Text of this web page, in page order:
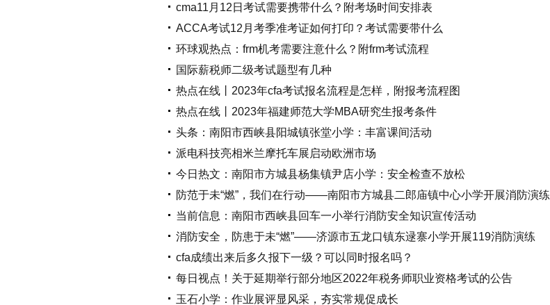
cma11月12日考试需要携带什么？附考场时间安排表
ACCA考试12月考季准考证如何打印？考试需要带什么
环球观热点：frm机考需要注意什么？附frm考试流程
国际薪税师二级考试题型有几种
热点在线丨2023年cfa考试报名流程是怎样，附报考流程图
热点在线丨2023年福建师范大学MBA研究生报考条件
头条：南阳市西峡县阳城镇张堂小学：丰富课间活动
派电科技亮相米兰摩托车展启动欧洲市场
今日热文：南阳市方城县杨集镇尹店小学：安全检查不放松
防范于未“燃”，我们在行动——南阳市方城县二郎庙镇中心小学开展消防演练
当前信息：南阳市西峡县回车一小举行消防安全知识宣传活动
消防安全，防患于未“燃”——济源市五龙口镇东逯寨小学开展119消防演练
cfa成绩出来后多久报下一级？可以同时报名吗？
每日视点！关于延期举行部分地区2022年税务师职业资格考试的公告
玉石小学：作业展评显风采，夯实常规促成长